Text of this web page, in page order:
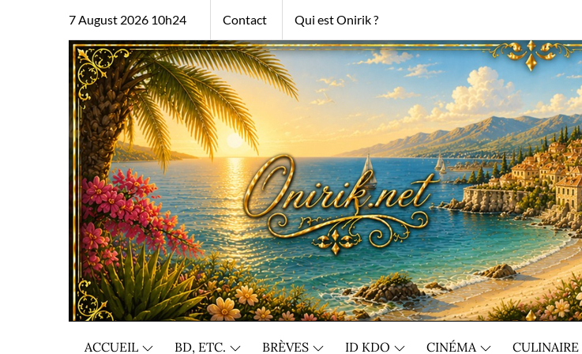
7 August 2026 10h24 Contact Qui est Onirik ?
ACCUEIL BD, ETC. BRÈVES ID KDO CINÉMA CULINAIRE